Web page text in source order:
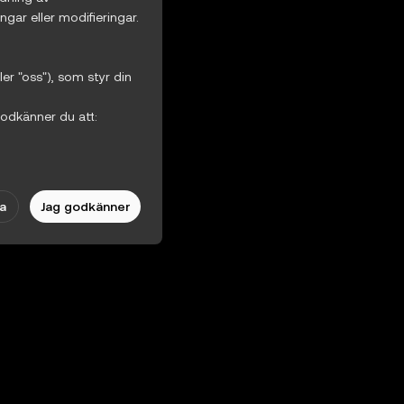
eller modifieringar.
"oss"), som styr din
du att:
Ändringar
användarvillkor. I
Jag godkänner